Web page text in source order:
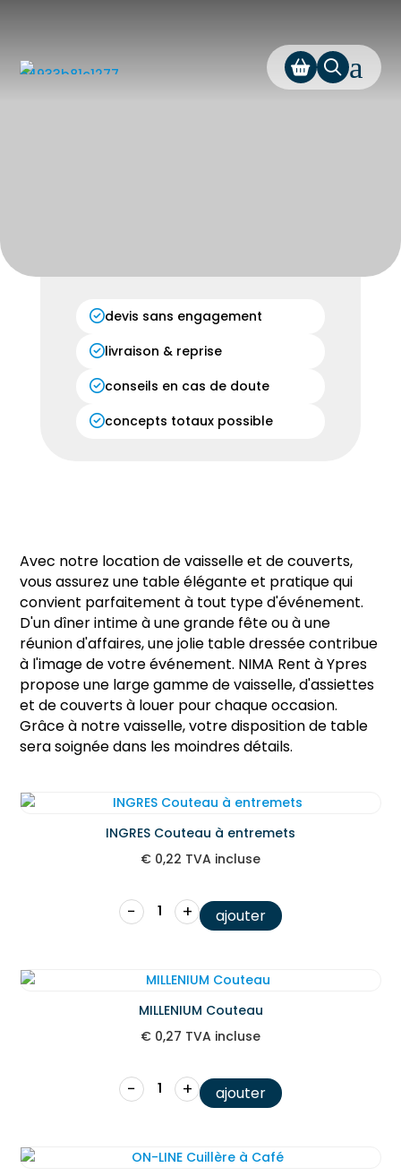
a
devis sans engagement
livraison & reprise
conseils en cas de doute
concepts totaux possible
Avec notre location de vaisselle et de couverts,
vous assurez une table élégante et pratique qui
convient parfaitement à tout type d'événement.
D'un dîner intime à une grande fête ou à une
réunion d'affaires, une jolie table dressée contribue
à l'image de votre événement. NIMA Rent à Ypres
propose une large gamme de vaisselle, d'assiettes
et de couverts à louer pour chaque occasion.
Grâce à notre vaisselle, votre disposition de table
sera soignée dans les moindres détails.
INGRES Couteau à entremets
€ 0,22 TVA incluse
− + ajouter
MILLENIUM Couteau
€ 0,27 TVA incluse
− + ajouter